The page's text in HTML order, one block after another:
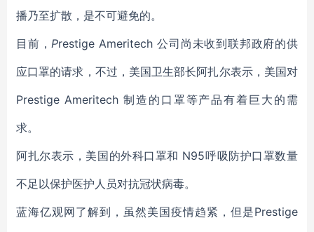
播乃至扩散，是不可避免的。
目前，Prestige Ameritech 公司尚未收到联邦政府的供
应口罩的请求，不过，美国卫生部长阿扎尔表示，美国对
Prestige Ameritech 制造的口罩等产品有着巨大的需
求。
阿扎尔表示，美国的外科口罩和 N95呼吸防护口罩数量
不足以保护医护人员对抗冠状病毒。
蓝海亿观网了解到，虽然美国疫情趋紧，但是Prestige